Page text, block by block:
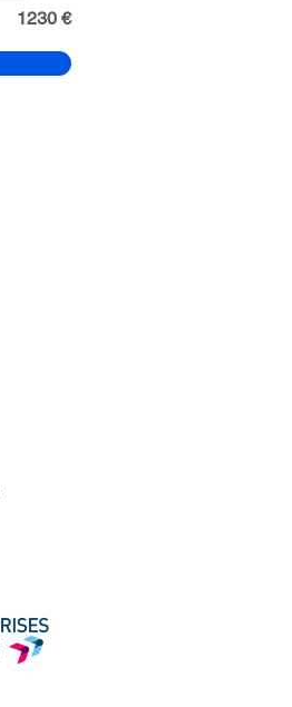
1230 €